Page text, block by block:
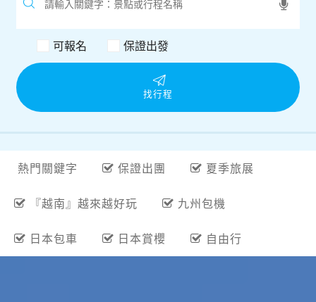
可報名 保證出發
找行程
熱門關鍵字 保證出團 夏季旅展
『越南』越來越好玩 九州包機
日本包車 日本賞櫻 自由行